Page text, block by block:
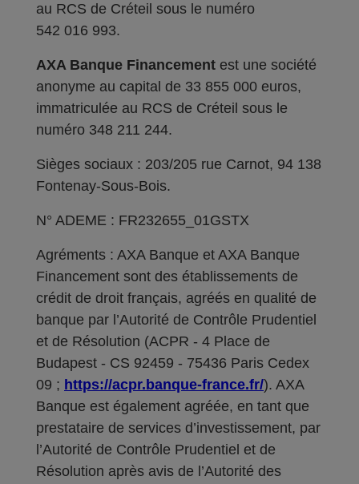
au RCS de Créteil sous le numéro
542 016 993.
AXA Banque Financement est une société
anonyme au capital de 33 855 000 euros,
immatriculée au RCS de Créteil sous le
numéro 348 211 244.
Sièges sociaux : 203/205 rue Carnot, 94 138
Fontenay-Sous-Bois.
N° ADEME : FR232655_01GSTX
Agréments : AXA Banque et AXA Banque
Financement sont des établissements de
crédit de droit français, agréés en qualité de
banque par l’Autorité de Contrôle Prudentiel
et de Résolution (ACPR - 4 Place de
Budapest - CS 92459 - 75436 Paris Cedex
09 ; https://acpr.banque-france.fr/). AXA
Banque est également agréée, en tant que
prestataire de services d’investissement, par
l’Autorité de Contrôle Prudentiel et de
Résolution après avis de l’Autorité des